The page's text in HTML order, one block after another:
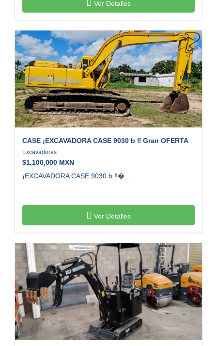
CASE ¡EXCAVADORA CASE 9030 b ‼️ Gran OFERTA
$1,100,000 MXN
¡EXCAVADORA CASE 9030 b ‼�...
AGT QS12K